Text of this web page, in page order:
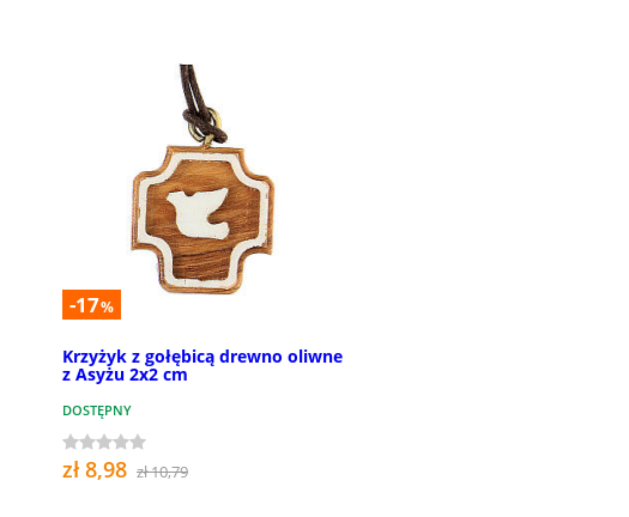
-17%
Krzyżyk z gołębicą drewno oliwne
z Asyżu 2x2 cm
DOSTĘPNY
zł 8,98 zł 10,79